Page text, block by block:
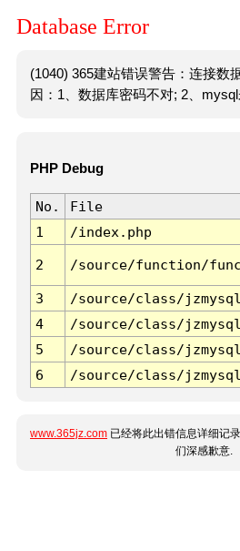
Database Error
(1040) 365建站错误警告：连接数
因：1、数据库密码不对; 2、mysql
PHP Debug
No. File
1
/index.php
2 /source/function/
3 /source/class/
4
/source/class/
5
/source/class/
6
/source/class/
www.365jz.com 已经将此出错信息详细记
们深感歉意.